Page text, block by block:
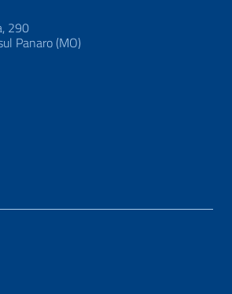
290
Panaro (MO)